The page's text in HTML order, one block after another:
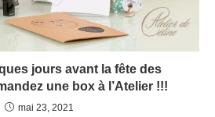
jours avant la fête des
une box à l’Atelier !!!
mai 23, 2021